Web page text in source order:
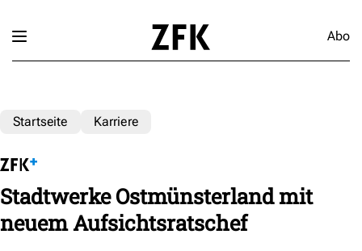
Abo
Startseite Karriere
Stadtwerke Ostmünsterland mit
neuem Aufsichtsratschef